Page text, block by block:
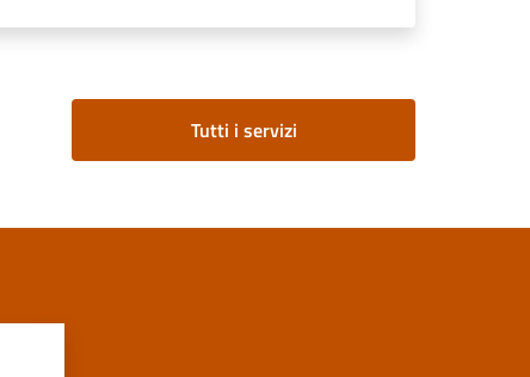
Tutti i servizi